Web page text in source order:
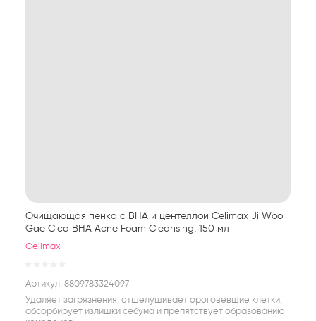
Очищающая пенка с BHA и центеллой Celimax Ji Woo
Gae Cica BHA Acne Foam Cleansing, 150 мл
Celimax
Артикул: 8809783324097
Удаляет загрязнения, отшелушивает ороговевшие клетки,
абсорбирует излишки себума и препятствует образованию